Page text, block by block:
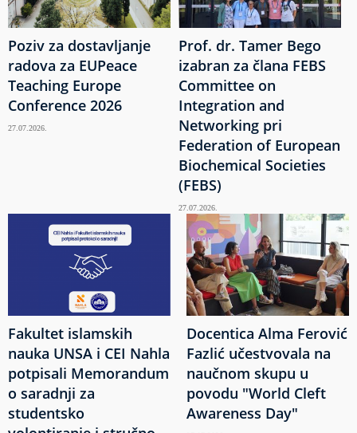
Poziv za dostavljanje
radova za EUPeace
Teaching Europe
Conference 2026
27.07.2026.
Prof. dr. Tamer Bego
izabran za člana FEBS
Committee on
Integration and
Networking pri
Federation of European
Biochemical Societies
(FEBS)
27.07.2026.
Fakultet islamskih
nauka UNSA i CEI Nahla
potpisali Memorandum
o saradnji za
studentsko
Docentica Alma Ferović
Fazlić učestvovala na
naučnom skupu u
povodu "World Cleft
Awareness Day"